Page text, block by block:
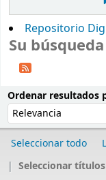
Repositorio
Su
Ordenar resultados
Seleccionar todo
Seleccionar